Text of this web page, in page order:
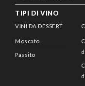
TIPI DI VINO
VINI DA DESSERT
Moscato
Passito